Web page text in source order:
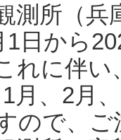
測所（
1日から
れに伴い
月、2月
ので、